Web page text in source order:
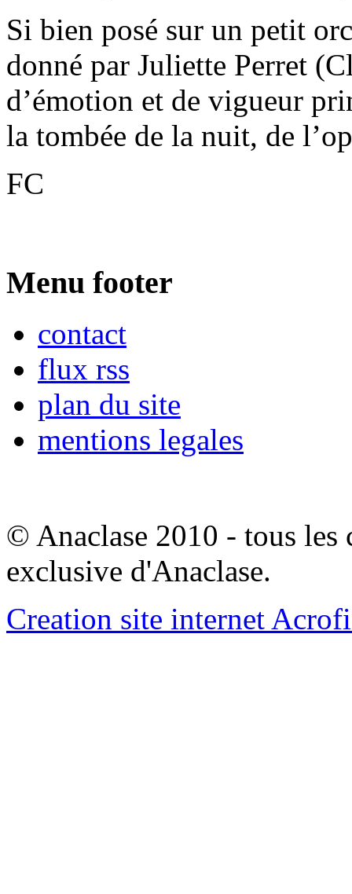
Si bien posé sur un petit
donné par Juliette Perret
d’émotion et de vigueur
la tombée de la nuit, de
FC
Menu footer
contact
flux rss
plan du site
mentions legales
© Anaclase 2010 - tous les
exclusive d'Anaclase.
Creation site internet